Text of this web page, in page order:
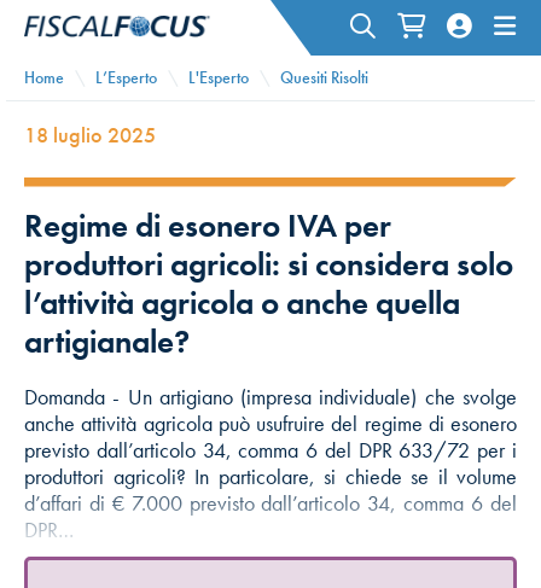
Home L’Esperto L'Esperto Quesiti Risolti
18 luglio 2025
Regime di esonero IVA per
produttori agricoli: si considera solo
l’attività agricola o anche quella
artigianale?
Domanda - Un artigiano (impresa individuale) che svolge
anche attività agricola può usufruire del regime di esonero
previsto dall’articolo 34, comma 6 del DPR 633/72 per i
produttori agricoli? In particolare, si chiede se il volume
d’affari di € 7.000 previsto dall’articolo 34, comma 6 del
DPR…